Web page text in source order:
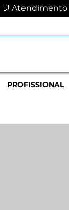
PROFISSIONAL